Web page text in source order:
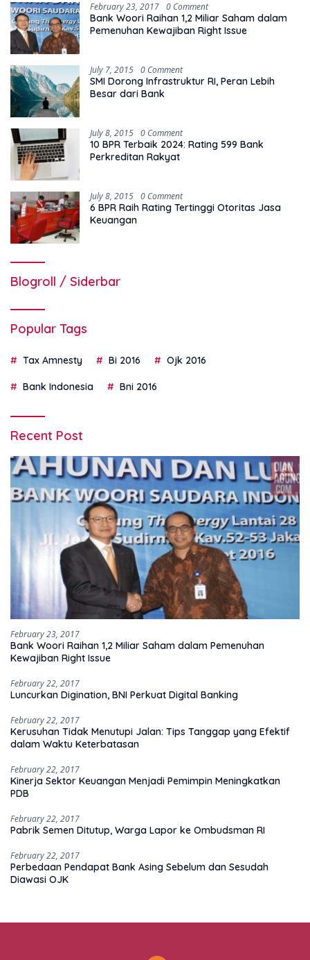
February 23, 2017 0 Comment
Bank Woori Raihan 1,2 Miliar Saham dalam
Pemenuhan Kewajiban Right Issue
July 7, 2015 0 Comment
SMI Dorong Infrastruktur RI, Peran Lebih
Besar dari Bank
July 8, 2015 0 Comment
10 BPR Terbaik 2024: Rating 599 Bank
Perkreditan Rakyat
July 8, 2015 0 Comment
6 BPR Raih Rating Tertinggi Otoritas Jasa
Keuangan
Blogroll / Siderbar
Popular Tags
Tax Amnesty Bi 2016 Ojk 2016
Bank Indonesia Bni 2016
Recent Post
February 23, 2017
Bank Woori Raihan 1,2 Miliar Saham dalam Pemenuhan
Kewajiban Right Issue
February 22, 2017
Luncurkan Digination, BNI Perkuat Digital Banking
February 22, 2017
Kerusuhan Tidak Menutupi Jalan: Tips Tanggap yang Efektif
dalam Waktu Keterbatasan
February 22, 2017
Kinerja Sektor Keuangan Menjadi Pemimpin Meningkatkan
PDB
February 22, 2017
Pabrik Semen Ditutup, Warga Lapor ke Ombudsman RI
February 22, 2017
Perbedaan Pendapat Bank Asing Sebelum dan Sesudah
Diawasi OJK